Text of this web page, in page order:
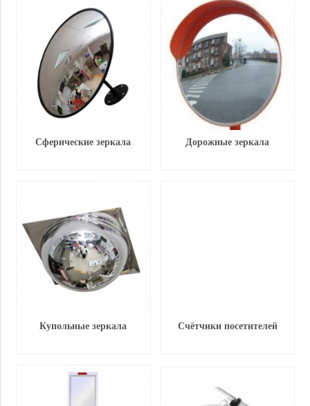
Сферические зеркала Дорожные зеркала
Купольные зеркала Счётчики посетителей